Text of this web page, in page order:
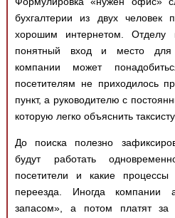
бухгалтерии из двух человек
хорошим интернетом. Отделу
понятный вход и место для
компании может
посетителям не приходилось
пункт, а руководителю с
которую легко объяснить
До поиска полезно
будут работать
посетители и какие процессы
переезда. Иногда компании
запасом», а потом платят за